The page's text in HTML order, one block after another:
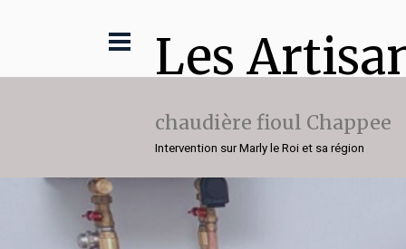
Les
chaudière fioul Chappee
Intervention sur Marly le Roi et sa région